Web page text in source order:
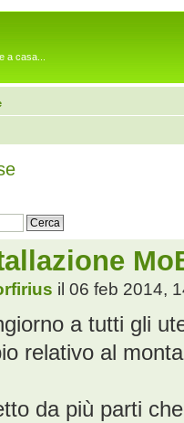
a casa...
il 06 feb 2014,
a tutti gli
relativo al
da più parti